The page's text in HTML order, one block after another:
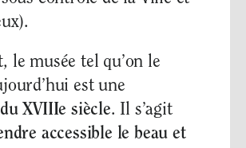
le musée tel qu’on le
est une
XVIIIe siècle. Il s’agit
accessible le beau et